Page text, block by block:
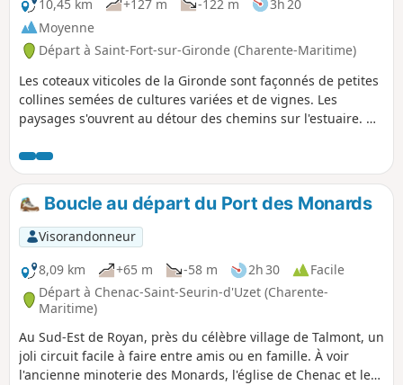
10,45 km
+127 m -122 m
3h 20
Moyenne
Départ à Saint-Fort-sur-Gironde (Charente-Maritime)
Les coteaux viticoles de la Gironde sont façonnés de petites
collines semées de cultures variées et de vignes. Les
paysages s'ouvrent au détour des chemins sur l'estuaire. On
découvrirez une tour en forme de cône datant du XIXe
siècle mais dont les premières édifications remontent
probablement au Moyen Âge. Aujourd'hui encore, la Tour
de Beaumont sert d'amer à la navigation.
Boucle au départ du Port des Monards
Visorandonneur
8,09 km
+65 m -58 m 2h 30
Facile
Départ à Chenac-Saint-Seurin-d'Uzet (Charente-
Maritime)
Au Sud-Est de Royan, près du célèbre village de Talmont, un
joli circuit facile à faire entre amis ou en famille. À voir
l'ancienne minoterie des Monards, l'église de Chenac et les